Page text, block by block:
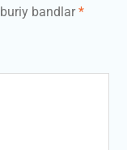
bandlar*